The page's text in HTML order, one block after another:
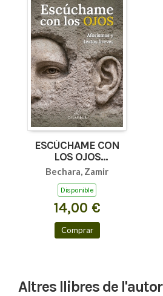
ESCÚCHAME CON
LOS OJOS
(AFORISMOS Y
TEXTOS BREVES)
Bechara, Zamir
Disponible
14,00 €
Comprar
Altres llibres de l'autor